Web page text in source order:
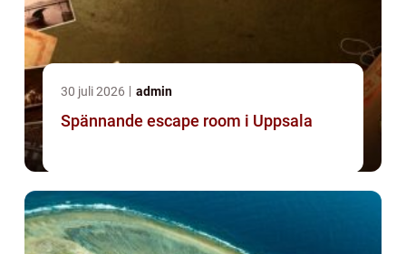
30 juli 2026 admin
Spännande escape room i Uppsala